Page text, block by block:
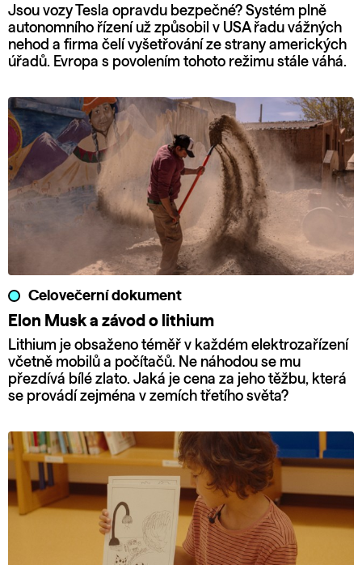
Jsou vozy Tesla opravdu bezpečné? Systém plně
autonomního řízení už způsobil v USA řadu vážných
nehod a firma čelí vyšetřování ze strany amerických
úřadů. Evropa s povolením tohoto režimu stále váhá.
Celovečerní dokument
Elon Musk a závod o lithium
Lithium je obsaženo téměř v každém elektrozařízení
včetně mobilů a počítačů. Ne náhodou se mu
přezdívá bílé zlato. Jaká je cena za jeho těžbu, která
se provádí zejména v zemích třetího světa?